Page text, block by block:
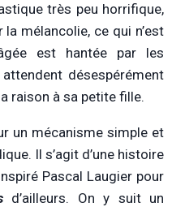
très peu horrifique,
mélancolie, ce qui n’est
est hantée par les
désespérément
raison à sa petite fille.
un mécanisme simple et
Il s’agit d’une histoire
Pascal Laugier pour
d’ailleurs. On y suit un